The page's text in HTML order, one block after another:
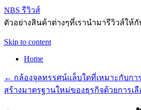
NBS รีวิวส์
ตัวอย่างสินค้าต่างๆที่เรานำมารีวิวส์ให้
Skip to content
Home
← กล้องจุลทรรศน์แล็บใดที่เหมาะกับก
สร้างมาตรฐานใหม่ของธุรกิจด้วยการเ